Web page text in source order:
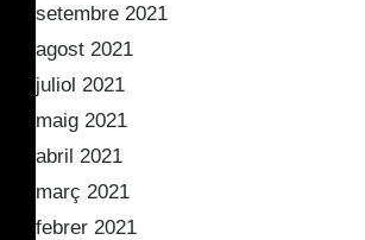
setembre 2021
agost 2021
juliol 2021
maig 2021
abril 2021
març 2021
febrer 2021